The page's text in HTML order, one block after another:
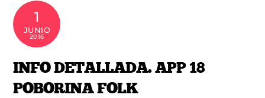
1
JUNIO
2016
INFO DETALLADA. APP 18
POBORINA FOLK